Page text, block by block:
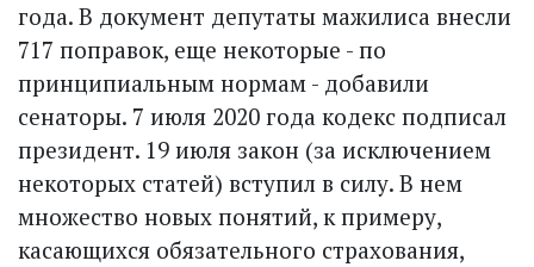
года. В документ депутаты мажилиса внесли
717 поправок, еще некоторые - по
принципиальным нормам - добавили
сенаторы. 7 июля 2020 года кодекс подписал
президент. 19 июля закон (за исключением
некоторых статей) вступил в силу. В нем
множество новых понятий, к примеру,
касающихся обязательного страхования,